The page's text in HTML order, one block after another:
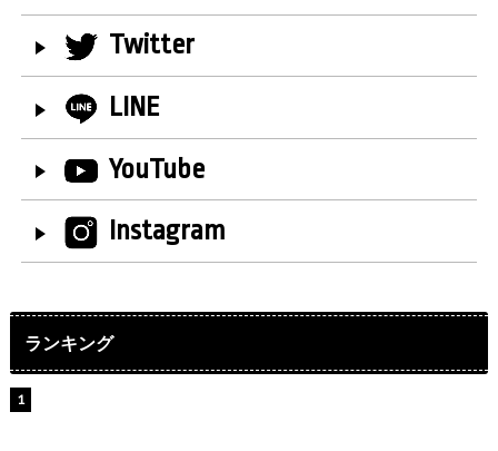
Twitter
LINE
YouTube
Instagram
ランキング